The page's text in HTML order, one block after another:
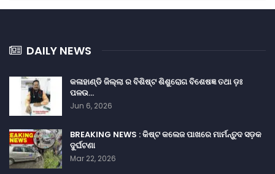
DAILY NEWS
କଳାହାଣ୍ଡି ଜିଲ୍ଲା ର ବିଶିଷ୍ଟ ଶିଶୁରୋଗ ବିଶେଷଜ୍ଞ ତଥା ଡ଼ଃ
ପଳଉ…
Jun 6, 2026
BREAKING NEWS : କିଷ୍ଟ କଲେଜ ପାଖରେ ମାର୍ମନ୍ତୁଦ ସଡ଼କ
ଦୁର୍ଘଟଣା
Mar 22, 2026